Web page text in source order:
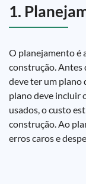
1.
O planejamento é
construção. Antes
deve ter um plano
plano deve incluir
usados, o custo
construção. Ao
erros caros e